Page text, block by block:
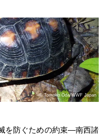
© Tomoko Oda/WWF Japan
を防ぐための約束―南西諸